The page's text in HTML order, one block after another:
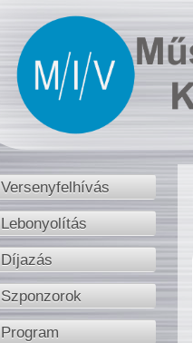
Versenyfelhívás
Lebonyolítás
Díjazás
Szponzorok
Program